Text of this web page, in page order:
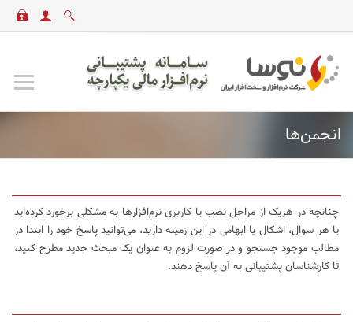
انجمن‌ها
چنانچه در هریک از مراحل نصب یا کاربری نرم‌افزارها به مشکلی برخورد کرده‌اید
یا هر سوال، اشکال یا ابهامی در این زمینه دارید، می‌توانید پاسخ خود را ابتدا در
مطالب موجود جستجو و در صورت لزوم به عنوان یک مبحث جدید مطرح کنید،
تا کارشناسان پشتیبانی به آن پاسخ دهند.